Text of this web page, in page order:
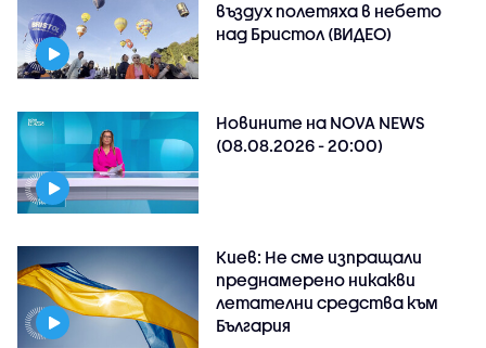
въздух полетяха в небето
над Бристол (ВИДЕО)
Новините на NOVA NEWS
(08.08.2026 - 20:00)
Киев: Не сме изпращали
преднамерено никакви
летателни средства към
България